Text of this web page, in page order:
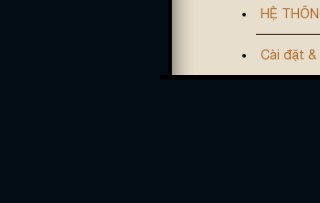
HỆ
Cài đặt